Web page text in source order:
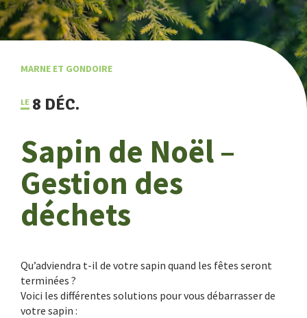
MARNE ET GONDOIRE
8 DÉC.
Sapin de Noël –
Gestion des
déchets
Qu’adviendra t-il de votre sapin quand les fêtes seront
terminées ?
Voici les différentes solutions pour vous débarrasser de
votre sapin :